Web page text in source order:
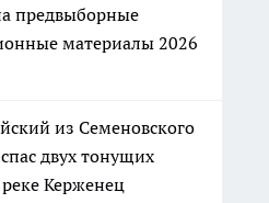
предвыборные
материалы 2026
из Семеновского
двух тонущих
Керженец